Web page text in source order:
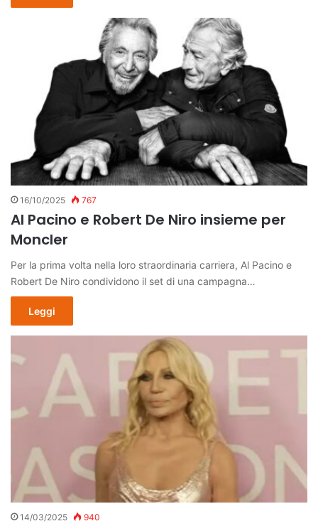
16/10/2025 767
Al Pacino e Robert De Niro insieme per
Moncler
Per la prima volta nella loro straordinaria carriera, Al Pacino e
Robert De Niro condividono il set di una campagna…
Leggi
14/03/2025 940